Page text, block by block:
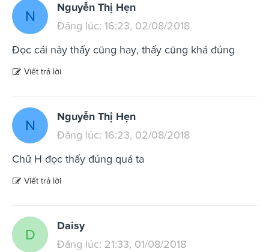
N
Nguyễn Thị Hẹn
Đăng lúc: 16:23, 02/08/2018
Đọc cái này thấy cũng hay, thấy cũng khá đúng
Viết trả lời
N
Nguyễn Thị Hẹn
Đăng lúc: 16:23, 02/08/2018
Chữ H đọc thấy đúng quá ta
Viết trả lời
D
Daisy
Đăng lúc: 21:33, 01/08/2018